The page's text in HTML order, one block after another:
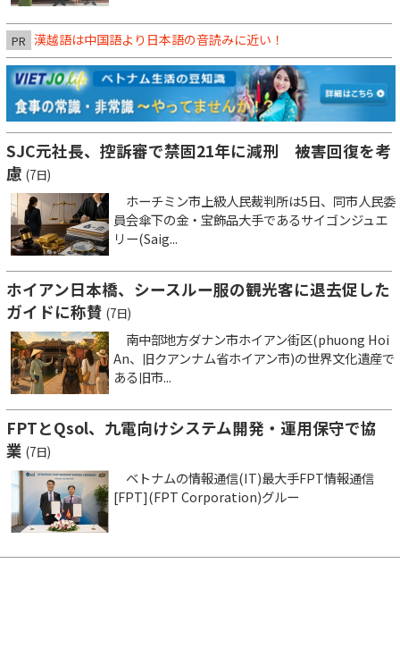
PR 漢越語は中国語より日本語の音読みに近い！
SJC元社長、控訴審で禁固21年に減刑 被害回復を考
慮 (7日)
ホーチミン市上級人民裁判所は5日、同市人民委
員会傘下の金・宝飾品大手であるサイゴンジュエ
リー(Saig...
ホイアン日本橋、シースルー服の観光客に退去促した
ガイドに称賛 (7日)
南中部地方ダナン市ホイアン街区(phuong Hoi
An、旧クアンナム省ホイアン市)の世界文化遺産で
ある旧市...
FPTとQsol、九電向けシステム開発・運用保守で協
業 (7日)
ベトナムの情報通信(IT)最大手FPT情報通信
[FPT](FPT Corporation)グルー